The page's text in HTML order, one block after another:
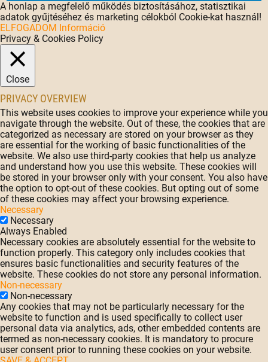
A honlap a megfelelő működés biztosításához, statisztikai
adatok gyűjtéséhez és marketing célokból Cookie-kat használ!
ELFOGADOM Információ
Privacy & Cookies Policy
Close
PRIVACY OVERVIEW
This website uses cookies to improve your experience while you
navigate through the website. Out of these, the cookies that are
categorized as necessary are stored on your browser as they
are essential for the working of basic functionalities of the
website. We also use third-party cookies that help us analyze
and understand how you use this website. These cookies will
be stored in your browser only with your consent. You also have
the option to opt-out of these cookies. But opting out of some
of these cookies may affect your browsing experience.
Necessary
Necessary
Always Enabled
Necessary cookies are absolutely essential for the website to
function properly. This category only includes cookies that
ensures basic functionalities and security features of the
website. These cookies do not store any personal information.
Non-necessary
Non-necessary
Any cookies that may not be particularly necessary for the
website to function and is used specifically to collect user
personal data via analytics, ads, other embedded contents are
termed as non-necessary cookies. It is mandatory to procure
user consent prior to running these cookies on your website.